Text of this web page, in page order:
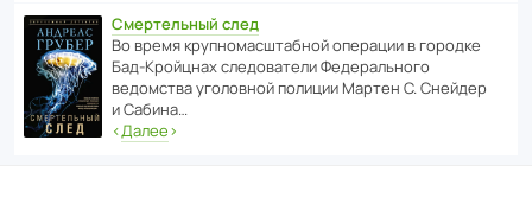
Смертельный след
Во время круп­но­мас­ш­та­бной операции в городке
Бад‑Крой­цнах следо­ва­тели Феде­раль­ного
ведомства уголо­вной полиции Мартен С. Снейдер
и Сабина…
‹Далее›